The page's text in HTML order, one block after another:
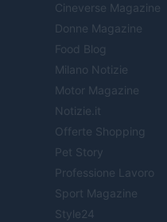
Cineverse Magazine
Donne Magazine
Food Blog
Milano Notizie
Motor Magazine
Notizie.it
Offerte Shopping
Pet Story
Professione Lavoro
Sport Magazine
Style24